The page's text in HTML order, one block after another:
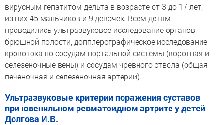
вирусным гепатитом дельта в возрасте от 3 до 17 лет,
из них 45 мальчиков и 9 девочек. Всем детям
проводились ультразвуковое исследование органов
брюшной полости, допплерографическое исследование
кровотока по сосудам портальной системы (воротная и
селезеночные вены) и сосудам чревного ствола (общая
печеночная и селезеночная артерии).
Ультразвуковые критерии поражения суставов
при ювенильном ревматоидном артрите у детей -
Долгова И.В.